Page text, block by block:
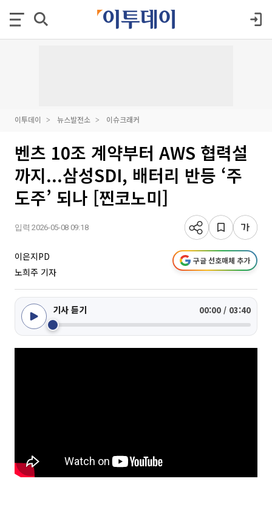
이투데이 뉴스발전소 이슈크래커
벤츠 10조 계약부터 AWS 협력설
까지...삼성SDI, 배터리 반등 ‘주
도주’ 되나 [찐코노미]
입력 2026-05-08 09:18
이은지PD
노희주 기자
구글 선호매체 추가
기사 듣기 00:00 / 03:40